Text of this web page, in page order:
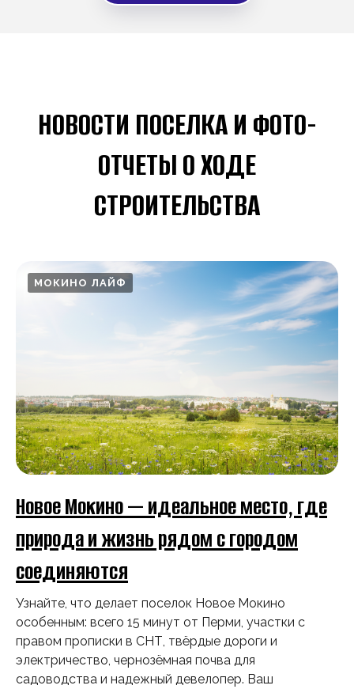
НОВОСТИ ПОСЕЛКА И ФОТО-
ОТЧЕТЫ О ХОДЕ
СТРОИТЕЛЬСТВА
МОКИНО ЛАЙФ
Новое Мокино — идеальное место, где
природа и жизнь рядом с городом
соединяются
Узнайте, что делает поселок Новое Мокино
особенным: всего 15 минут от Перми, участки с
правом прописки в СНТ, твёрдые дороги и
электричество, чернозёмная почва для
садоводства и надежный девелопер. Ваш